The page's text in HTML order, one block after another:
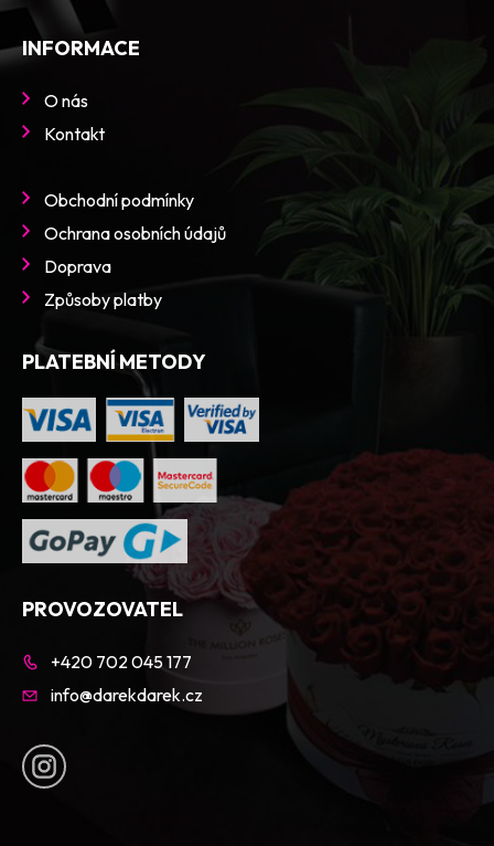
INFORMACE
O nás
Kontakt
Obchodní podmínky
Ochrana osobních údajů
Doprava
Způsoby platby
PLATEBNÍ METODY
PROVOZOVATEL
+420 702 045 177
info@darekdarek.cz